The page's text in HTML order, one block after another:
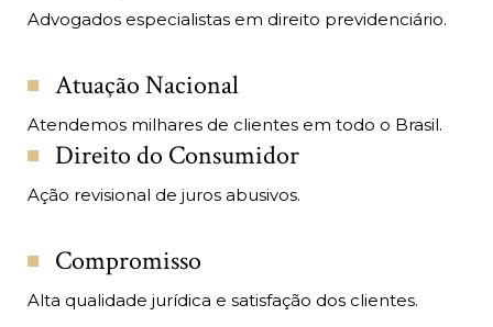
Advogados especialistas em direito previdenciário.
Atuação Nacional
Atendemos milhares de clientes em todo o Brasil.
Direito do Consumidor
Ação revisional de juros abusivos.
Compromisso
Alta qualidade jurídica e satisfação dos clientes.